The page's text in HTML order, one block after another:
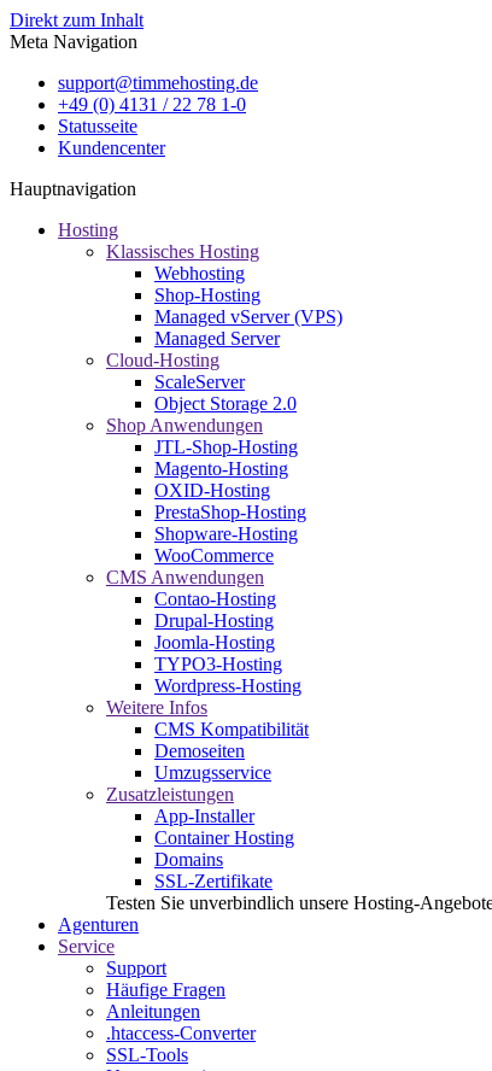
Direkt zum Inhalt
Meta Navigation
support@timmehosting.de
+49 (0) 4131 / 22 78 1-0
Statusseite
Kundencenter
Hauptnavigation
Hosting
Klassisches Hosting
Webhosting
Shop-Hosting
Managed vServer (VPS)
Managed Server
Cloud-Hosting
ScaleServer
Object Storage 2.0
Shop Anwendungen
JTL-Shop-Hosting
Magento-Hosting
OXID-Hosting
PrestaShop-Hosting
Shopware-Hosting
WooCommerce
CMS Anwendungen
Contao-Hosting
Drupal-Hosting
Joomla-Hosting
TYPO3-Hosting
Wordpress-Hosting
Weitere Infos
CMS Kompatibilität
Demoseiten
Umzugsservice
Zusatzleistungen
App-Installer
Container Hosting
Domains
SSL-Zertifikate
Testen Sie unverbindlich unsere Hosting-
Agenturen
Service
Support
Häufige Fragen
Anleitungen
.htaccess-Converter
SSL-Tools